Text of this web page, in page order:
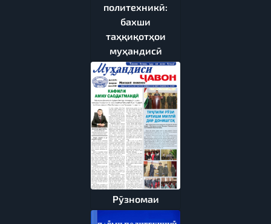
политехникӣ:
бахши
таҳқиқотҳои
муҳандисӣ
Рӯзномаи